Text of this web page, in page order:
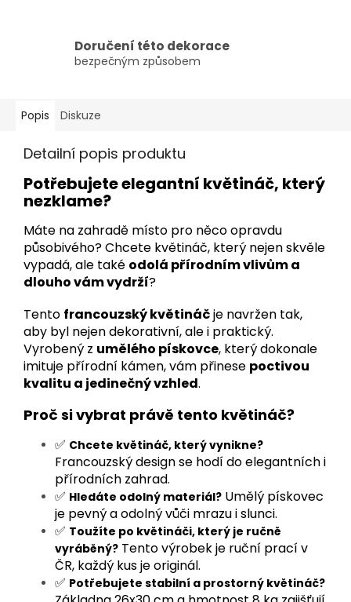
Doručení této dekorace
bezpečným způsobem
Popis Diskuze
Detailní popis produktu
Potřebujete elegantní květináč, který
nezklame?
Máte na zahradě místo pro něco opravdu
působivého? Chcete květináč, který nejen skvěle
vypadá, ale také odolá přírodním vlivům a
dlouho vám vydrží?
Tento francouzský květináčje navržen tak,
aby byl nejen dekorativní, ale i praktický.
Vyrobený z umělého pískovce, který dokonale
imituje přírodní kámen, vám přinese poctivou
kvalitu a jedinečný vzhled.
Proč si vybrat právě tento květináč?
✅ Chcete květináč, který vynikne?
Francouzský design se hodí do elegantních i
přírodních zahrad.
✅ Hledáte odolný materiál? Umělý pískovec
je pevný a odolný vůči mrazu i slunci.
✅ Toužíte po květináči, který je ručně
vyráběný? Tento výrobek je ruční prací v
ČR, každý kus je originál.
✅ Potřebujete stabilní a prostorný květináč?